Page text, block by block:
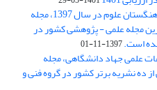
بر اساس ارزیابی انجام شده توسط فرهنگستان علوم در سال 1397، مجله
مجله علمی - پژوهشی کشور در
است.1397-11-01
علمی جهاد دانشگاهی، مجله
ده نشریه برتر کشور در گروه فنی و